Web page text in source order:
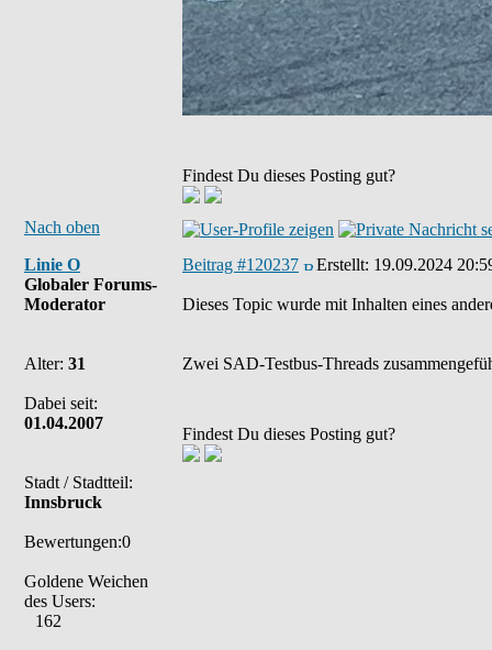
Findest Du dieses Posting gut?
Nach oben
Linie O
Globaler Forums-
Moderator
Alter: 31
Dabei seit:
01.04.2007
Stadt / Stadtteil:
Innsbruck
Bewertungen:0
Goldene Weichen
des Users:
162
Beitrag #120237 Erstellt: 19.09.2024
Dieses Topic wurde mit Inhalten eines
Zwei SAD-Testbus-Threads
Findest Du dieses Posting gut?